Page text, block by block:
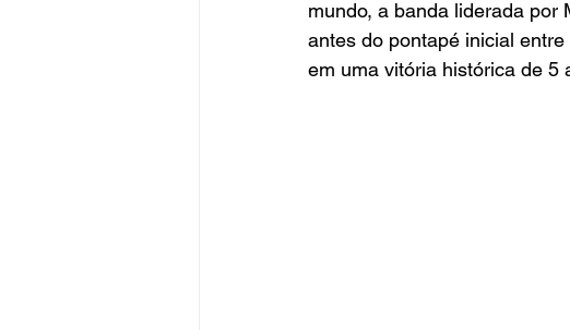
mundo, a banda liderada por
antes do pontapé inicial
em uma vitória histórica de 5